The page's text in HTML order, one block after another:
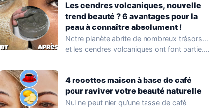
Les cendres volcaniques, nouvelle
trend beauté ? 6 avantages pour la
peau à connaître absolument !
Notre planète abrite de nombreux trésors…
et les cendres volcaniques ont font partie.
4 recettes maison à base de café
pour raviver votre beauté naturelle
Nul ne peut nier qu’une tasse de café